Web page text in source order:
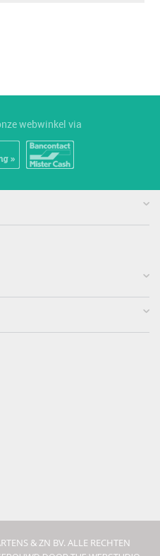
webwinkel via
& ZN BV. ALLE RECHTEN